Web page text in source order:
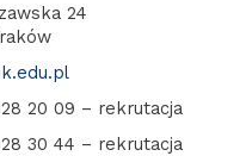
24
20 09 – rekrutacja
30 44 – rekrutacja